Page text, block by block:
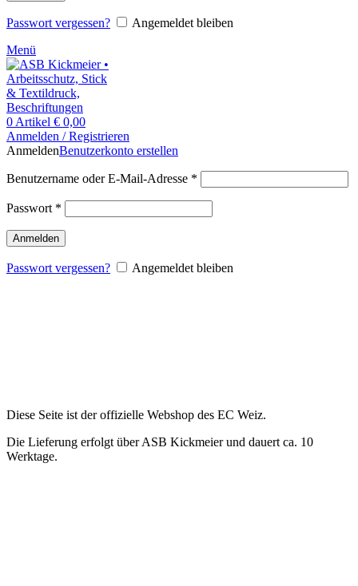
Passwort vergessen?
Angemeldet bleiben
Menü
0 Artikel € 0,00
Anmelden / Registrieren
AnmeldenBenutzerkonto erstellen
Benutzername oder E-Mail-Adresse *
Passwort *
Anmelden
Passwort vergessen? Angemeldet bleiben
Diese Seite ist der offizielle Webshop des EC Weiz.
Die Lieferung erfolgt über ASB Kickmeier und dauert ca. 10
Werktage.